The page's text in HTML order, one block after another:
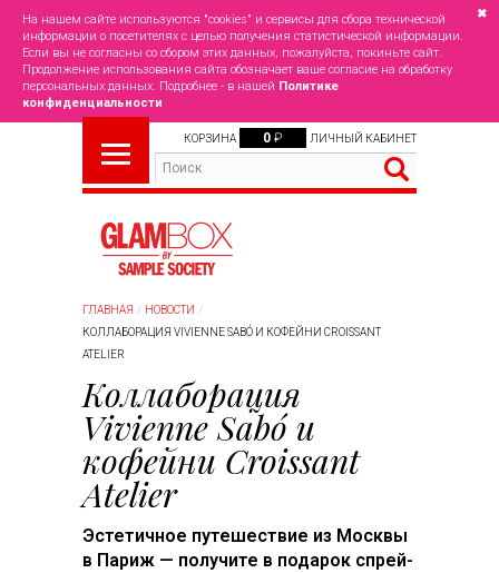
На нашем сайте используются "cookies" и сервисы для сбора технической
информации о посетителях с целью получения статистической информации.
Если вы не согласны со сбором этих данных, пожалуйста, покиньте сайт.
Продолжение использования сайта обозначает ваше согласие на обработку
персональных данных. Подробнее - в нашей Политике
конфиденциальности
✖
КОРЗИНА 0 ₽ ЛИЧНЫЙ КАБИНЕТ
ГЛАВНАЯ
НОВОСТИ
КОЛЛАБОРАЦИЯ VIVIENNE SABÓ И КОФЕЙНИ CROISSANT
ATELIER
Коллаборация
Vivienne Sabó и
кофейни Croissant
Atelier
Эстетичное путешествие из Москвы
в Париж — получите в подарок cпрей-